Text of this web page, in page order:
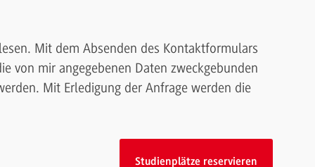
Mit dem Absenden des Kontaktformulars
von mir angegebenen Daten zweckgebunden
Mit Erledigung der Anfrage werden die